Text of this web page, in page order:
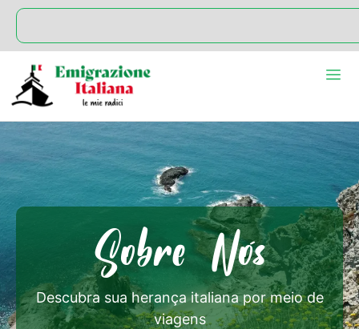
Sobre Nós
Descubra sua herança italiana por meio de
viagens